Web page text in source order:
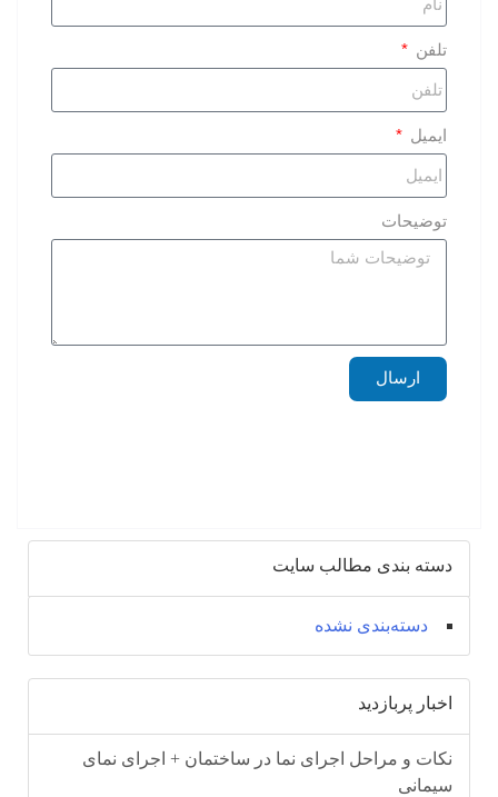
تلفن
ایمیل
توضیحات
ارسال
دسته بندی مطالب سایت
دسته‌بندی نشده
اخبار پربازدید
نکات و مراحل اجرای نما در ساختمان + اجرای نمای
سیمانی